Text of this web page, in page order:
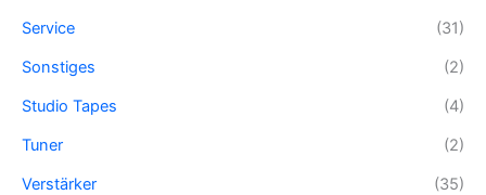
Service
(31)
Sonstiges
(2)
Studio Tapes
(4)
Tuner
(2)
Verstärker
(35)